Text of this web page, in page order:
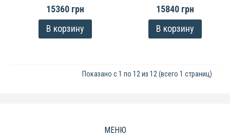
15360 грн
В корзину
15840 грн
В корзину
Показано с 1 по 12 из 12 (всего 1 страниц)
МЕНЮ